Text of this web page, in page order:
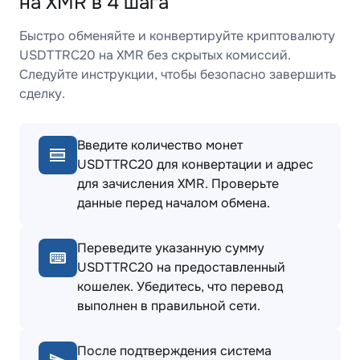
Быстро обменяйте и конвертируйте криптовалюту
USDTTRC20 на XMR без скрытых комиссий.
Следуйте инструкции, чтобы безопасно завершить
сделку.
Введите количество монет
USDTTRC20 для конвертации и адрес
для зачисления XMR. Проверьте
данные перед началом обмена.
Переведите указанную сумму
USDTTRC20 на предоставленный
кошелек. Убедитесь, что перевод
выполнен в правильной сети.
После подтверждения система